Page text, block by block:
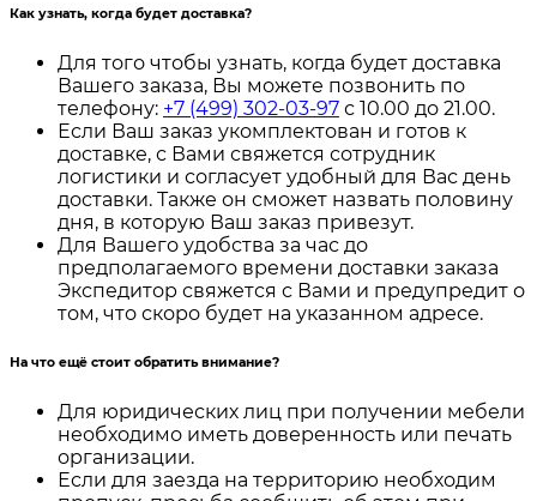
Как узнать, когда будет доставка?
Для того чтобы узнать, когда будет доставка
Вашего заказа, Вы можете позвонить по
телефону: +7 (499) 302-03-97 с 10.00 до 21.00.
Если Ваш заказ укомплектован и готов к
доставке, с Вами свяжется сотрудник
логистики и согласует удобный для Вас день
доставки. Также он сможет назвать половину
дня, в которую Ваш заказ привезут.
Для Вашего удобства за час до
предполагаемого времени доставки заказа
Экспедитор свяжется с Вами и предупредит о
том, что скоро будет на указанном адресе.
На что ещё стоит обратить внимание?
Для юридических лиц при получении мебели
необходимо иметь доверенность или печать
организации.
Если для заезда на территорию необходим